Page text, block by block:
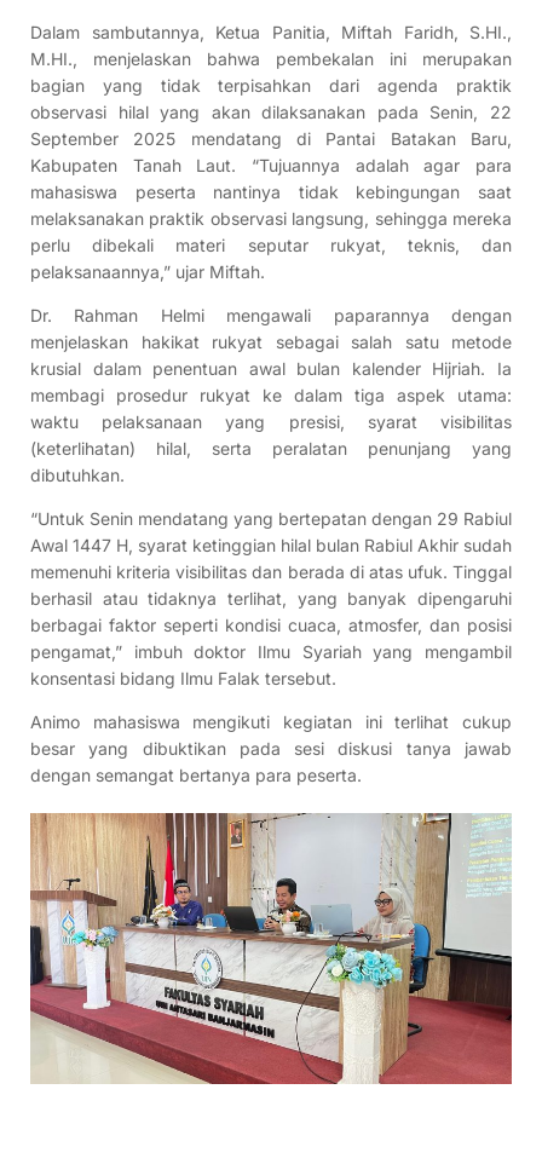
Dalam sambutannya, Ketua Panitia, Miftah Faridh, S.HI.,
M.HI., menjelaskan bahwa pembekalan ini merupakan
bagian yang tidak terpisahkan dari agenda praktik
observasi hilal yang akan dilaksanakan pada Senin, 22
September 2025 mendatang di Pantai Batakan Baru,
Kabupaten Tanah Laut. “Tujuannya adalah agar para
mahasiswa peserta nantinya tidak kebingungan saat
melaksanakan praktik observasi langsung, sehingga mereka
perlu dibekali materi seputar rukyat, teknis, dan
pelaksanaannya,” ujar Miftah.
Dr. Rahman Helmi mengawali paparannya dengan
menjelaskan hakikat rukyat sebagai salah satu metode
krusial dalam penentuan awal bulan kalender Hijriah. Ia
membagi prosedur rukyat ke dalam tiga aspek utama:
waktu pelaksanaan yang presisi, syarat visibilitas
(keterlihatan) hilal, serta peralatan penunjang yang
dibutuhkan.
“Untuk Senin mendatang yang bertepatan dengan 29 Rabiul
Awal 1447 H, syarat ketinggian hilal bulan Rabiul Akhir sudah
memenuhi kriteria visibilitas dan berada di atas ufuk. Tinggal
berhasil atau tidaknya terlihat, yang banyak dipengaruhi
berbagai faktor seperti kondisi cuaca, atmosfer, dan posisi
pengamat,” imbuh doktor Ilmu Syariah yang mengambil
konsentasi bidang Ilmu Falak tersebut.
Animo mahasiswa mengikuti kegiatan ini terlihat cukup
besar yang dibuktikan pada sesi diskusi tanya jawab
dengan semangat bertanya para peserta.